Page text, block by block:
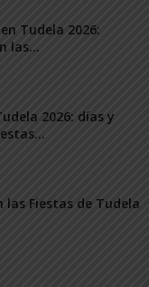
Tudela 2026:
las...
2026: días y
las Fiestas de Tudela